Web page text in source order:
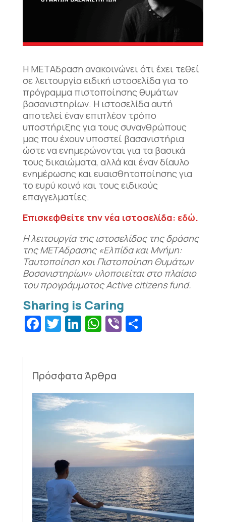
Η ΜΕΤΑδραση ανακοινώνει ότι έχει τεθεί
σε λειτουργία ειδική ιστοσελίδα για το
πρόγραμμα πιστοποίησης θυμάτων
βασανιστηρίων. Η ιστοσελίδα αυτή
αποτελεί έναν επιπλέον τρόπο
υποστήριξης για τους συνανθρώπους
μας που έχουν υποστεί βασανιστήρια
ώστε να ενημερώνονται για τα βασικά
τους δικαιώματα, αλλά και έναν δίαυλο
ενημέρωσης και ευαισθητοποίησης για
το ευρύ κοινό και τους ειδικούς
επαγγελματίες.
Επισκεφθείτε την νέα ιστοσελίδα: εδώ.
Η λειτουργία της ιστοσελίδας της δράσης
της ΜΕΤΑδρασης «Ελπίδα και Μνήμη:
Ταυτοποίηση και Πιστοποίηση Θυμάτων
Βασανιστηρίων» υλοποιείται στο πλαίσιο
του προγράμματος Active citizens fund.
Facebook
Twitter
LinkedIn
WhatsApp
Viber
Πρόσφατα Άρθρα